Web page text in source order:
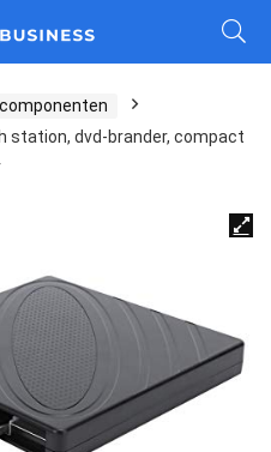
station, dvd-brander, compact